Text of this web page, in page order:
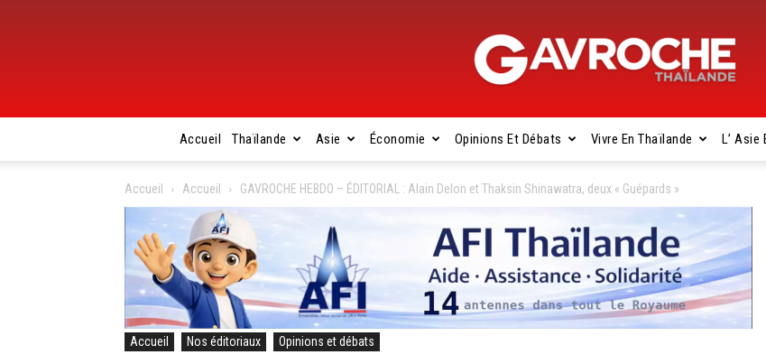
Gavroche
Thaïlande
Accueil Thaïlande Asie Économie Opinions Et Débats Vivre En Thaïlande L’ Asie
Accueil Accueil GAVROCHE HEBDO – ÉDITORIAL : Alain Delon et Thaksin Shinawatra, deux « Guépards »
Accueil Nos éditoriaux Opinions et débats